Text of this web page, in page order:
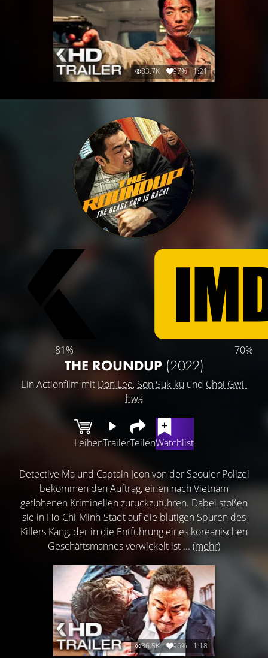
83.7K 97% 1:21
81% 70%
THE ROUNDUP (2022)
Ein Actionfilm mit Don Lee, Son Suk-ku und Choi Gwi-
hwa
LeihenTrailerTeilenWatchlist
Detective Ma und Captain Jeon von der Seouler Polizei
bekommen den Auftrag, einen nach Vietnam
geflohenen Kriminellen zurückzuführen. Dabei stoßen
sie in Ho-Chi-Minh-Stadt auf die blutigen Spuren des
Killers Kang, der in die Entführung eines koreanischen
Geschäftsmannes verwickelt ist ... (mehr)
36.5K 96% 1:18